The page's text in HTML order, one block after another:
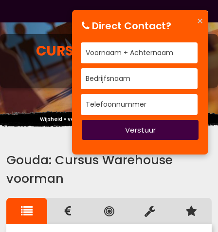
CURSUSWAREHOUSE
VOORMAN
Wijsheid = verschil kennen tussen wijsheid en kennis.
Gouda: Cursus Warehouse
voorman
×
Direct Contact?
Verstuur